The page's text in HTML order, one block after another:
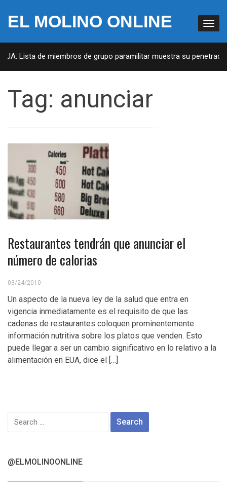
EL MOLINO ONLINE
Lista de miembros de grupo paramilitar muestra su
Tag: anunciar
Restaurantes tendrán que anunciar el
número de calorias
03/24/2010
Un aspecto de la nueva ley de la salud que entra en
vigencia inmediatamente es el requisito de que las
cadenas de restaurantes coloquen prominentemente
información nutritiva sobre los platos que venden. Esto
puede llegar a ser un cambio significativo en lo relativo a la
alimentación en EUA, dice el […]
Search
for:
@ELMOLINOONLINE